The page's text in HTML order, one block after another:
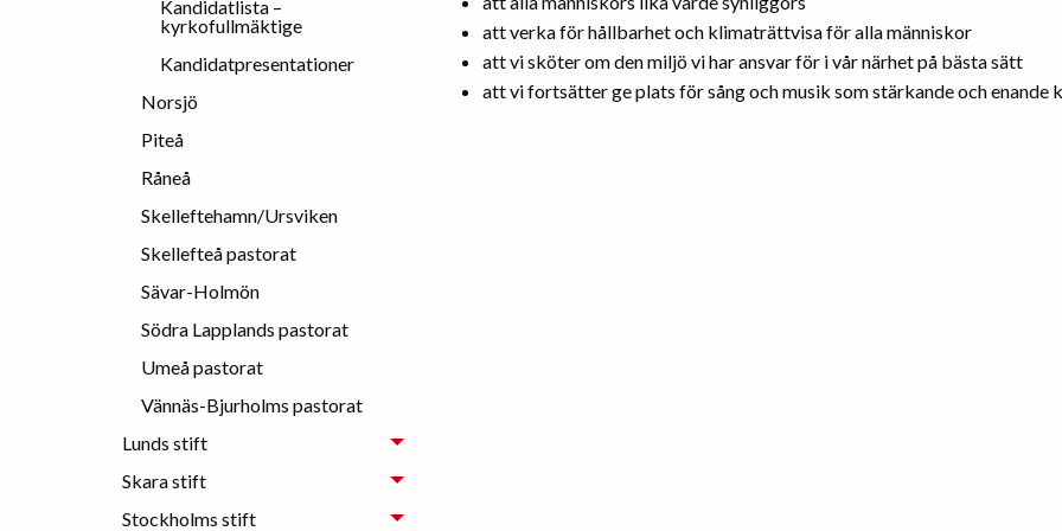
att verka för hållbarhet och klimaträttvisa för alla människor
att vi sköter om den miljö vi har ansvar för i vår närhet på bästa sätt
att vi fortsätter ge plats för sång och musik som stärkande och enande
Kandidatlista –
kyrkofullmäktige
Kandidatpresentationer
Norsjö
Piteå
Råneå
Skelleftehamn/Ursviken
Skellefteå pastorat
Sävar-Holmön
Södra Lapplands pastorat
Umeå pastorat
Vännäs-Bjurholms pastorat
Lunds stift
Skara stift
Stockholms stift